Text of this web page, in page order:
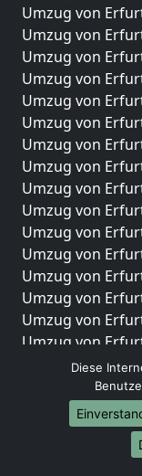
Umzug von
Umzug von
Umzug von
Umzug von
Umzug von
Umzug von
Umzug von
Umzug von
Umzug von
Umzug von
Umzug von
Umzug von
Umzug von
Umzug von
Umzug von
Umzug von
Umzug von
Umzug von
Umzug von
Diese